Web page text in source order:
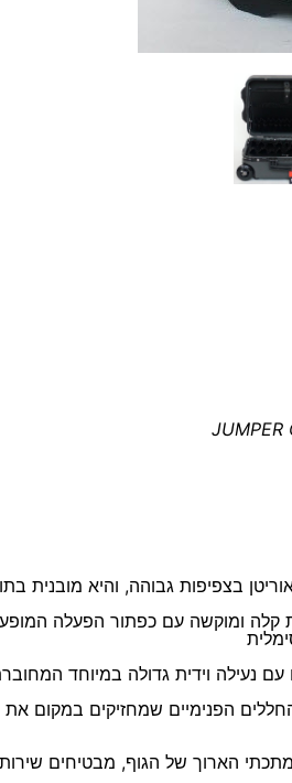
JUMPER
בצפיפות גבוהה, והיא מובנית
קלה ומוקשה עם כפתור הפעלה
נעילה וידית גדולה במיוחד
הפנימיים שמחזיקים במקום
הארוך של הגוף, מבטיחים